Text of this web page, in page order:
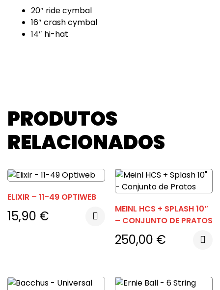
20″ ride cymbal
16″ crash cymbal
14″ hi-hat
PRODUTOS
RELACIONADOS
ELIXIR – 11-49 OPTIWEB
15,90 €
MEINL HCS + SPLASH 10″
– CONJUNTO DE PRATOS
250,00 €